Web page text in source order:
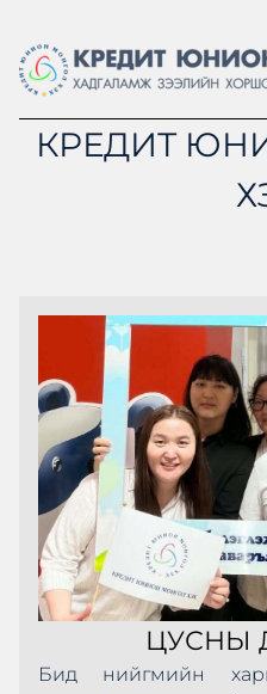
КРЕДИТ
ЦУСНЫ
Бид нийгмийн